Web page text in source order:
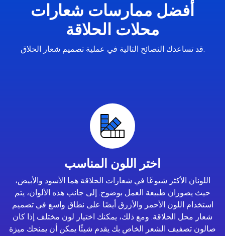
أفضل ممارسات شعارات
محلات الحلاقة
قد تساعدك النصائح التالية في عملية تصميم شعار الحلاق.
اختر اللون المناسب
اللونان الأكثر شيوعًا في شعارات الحلاقة هما الأسود والأبيض،
حيث يصوران طبيعة العمل بوضوح. إلى جانب هذه الألوان، يتم
استخدام اللون الأحمر والأزرق أيضًا على نطاق واسع في تصميم
شعار محل الحلاقة. ومع ذلك، يمكنك اختيار لون مختلف إذا كان
صالون تصفيف الشعر الخاص بك يقدم شيئًا يمكن أن يمنحك ميزة